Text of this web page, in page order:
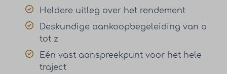
Heldere uitleg over het rendement
Deskundige aankoopbegeleiding van a
tot z
Eén vast aanspreekpunt voor het hele
traject